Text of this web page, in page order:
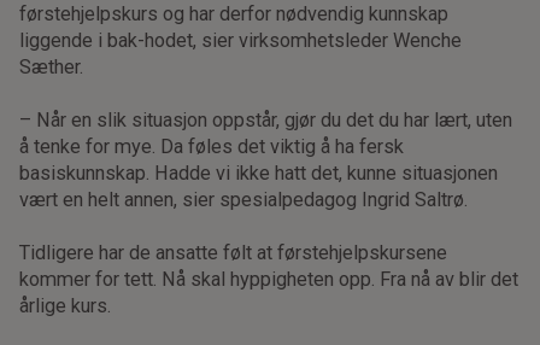
førstehjelpskurs og har derfor nødvendig kunnskap
liggende i bak-hodet, sier virksomhetsleder Wenche
Sæther.
– Når en slik situasjon oppstår, gjør du det du har lært, uten
å tenke for mye. Da føles det viktig å ha fersk
basiskunnskap. Hadde vi ikke hatt det, kunne situasjonen
vært en helt annen, sier spesialpedagog Ingrid Saltrø.
Tidligere har de ansatte følt at førstehjelpskursene
kommer for tett. Nå skal hyppigheten opp. Fra nå av blir det
årlige kurs.